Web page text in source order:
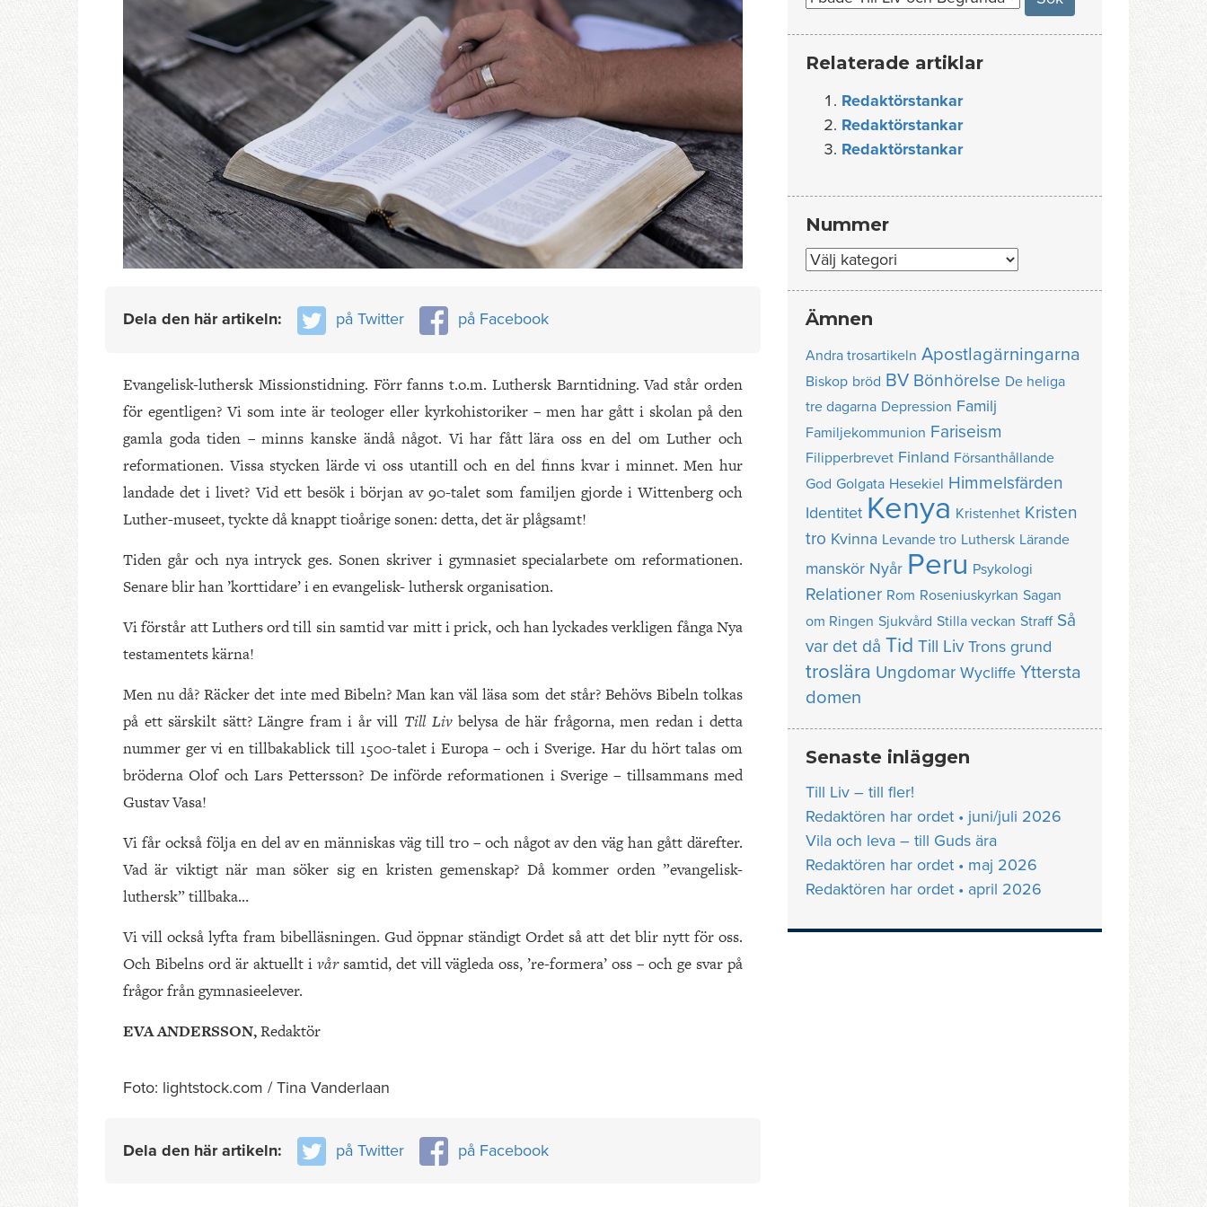
Dela den här artikeln: på Twitter på Facebook
Evangelisk-luthersk Missionstidning. Förr fanns t.o.m. Luthersk Barntidning. Vad står orden
för egentligen? Vi som inte är teologer eller kyrkohistoriker – men har gått i skolan på den
gamla goda tiden – minns kanske ändå något. Vi har fått lära oss en del om Luther och
reformationen. Vissa stycken lärde vi oss utantill och en del finns kvar i minnet. Men hur
landade det i livet? Vid ett besök i början av 90-talet som familjen gjorde i Wittenberg och
Luther-museet, tyckte då knappt tioårige sonen: detta, det är plågsamt!
Tiden går och nya intryck ges. Sonen skriver i gymnasiet specialarbete om reformationen.
Senare blir han ’korttidare’ i en evangelisk- luthersk organisation.
Vi förstår att Luthers ord till sin samtid var mitt i prick, och han lyckades verkligen fånga Nya
testamentets kärna!
Men nu då? Räcker det inte med Bibeln? Man kan väl läsa som det står? Behövs Bibeln tolkas
på ett särskilt sätt? Längre fram i år vill Till Livbelysa de här frågorna, men redan i detta
nummer ger vi en tillbakablick till 1500-talet i Europa – och i Sverige. Har du hört talas om
bröderna Olof och Lars Pettersson? De införde reformationen i Sverige – tillsammans med
Gustav Vasa!
Vi får också följa en del av en människas väg till tro – och något av den väg han gått därefter.
Vad är viktigt när man söker sig en kristen gemenskap? Då kommer orden ”evangelisk-
luthersk” tillbaka…
Vi vill också lyfta fram bibelläsningen. Gud öppnar ständigt Ordet så att det blir nytt för oss.
Och Bibelns ord är aktuellt i vår samtid, det vill vägleda oss, ’re-formera’ oss – och ge svar på
frågor från gymnasieelever.
EVA ANDERSSON,Redaktör
Foto: lightstock.com / Tina Vanderlaan
Dela den här artikeln: på Twitter på Facebook
Relaterade artiklar
Redaktörstankar
Redaktörstankar
Redaktörstankar
Nummer
Nummer
Ämnen
Andra trosartikeln Apostlagärningarna
Biskop bröd BV Bönhörelse De heliga
tre dagarna Depression Familj
Familjekommunion Fariseism
Filipperbrevet Finland Försanthållande
God Golgata Hesekiel Himmelsfärden
Identitet Kenya Kristenhet Kristen
tro Kvinna Levande tro Luthersk Lärande
manskör Nyår Peru Psykologi
Relationer Rom Roseniuskyrkan Sagan
om Ringen Sjukvård Stilla veckan Straff Så
var det då Tid Till Liv Trons grund
troslära Ungdomar Wycliffe Yttersta
domen
Senaste inläggen
Till Liv – till fler!
Redaktören har ordet • juni/juli 2026
Vila och leva – till Guds ära
Redaktören har ordet • maj 2026
Redaktören har ordet • april 2026